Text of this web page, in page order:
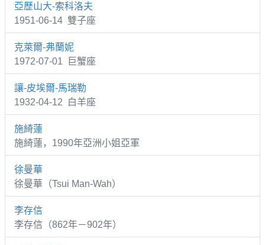
亞歷山大-索科洛夫
1951-06-14 雙子座
克萊爾-弗蘭妮
1972-07-01 巨蟹座
讓-皮埃爾-馬瑞勒
1932-04-12 白羊座
施綺蓮
施綺蓮，1990年亞洲小姐亞軍
徐曼華
徐曼華（Tsui Man-Wah）
李存信
李存信（862年－902年）